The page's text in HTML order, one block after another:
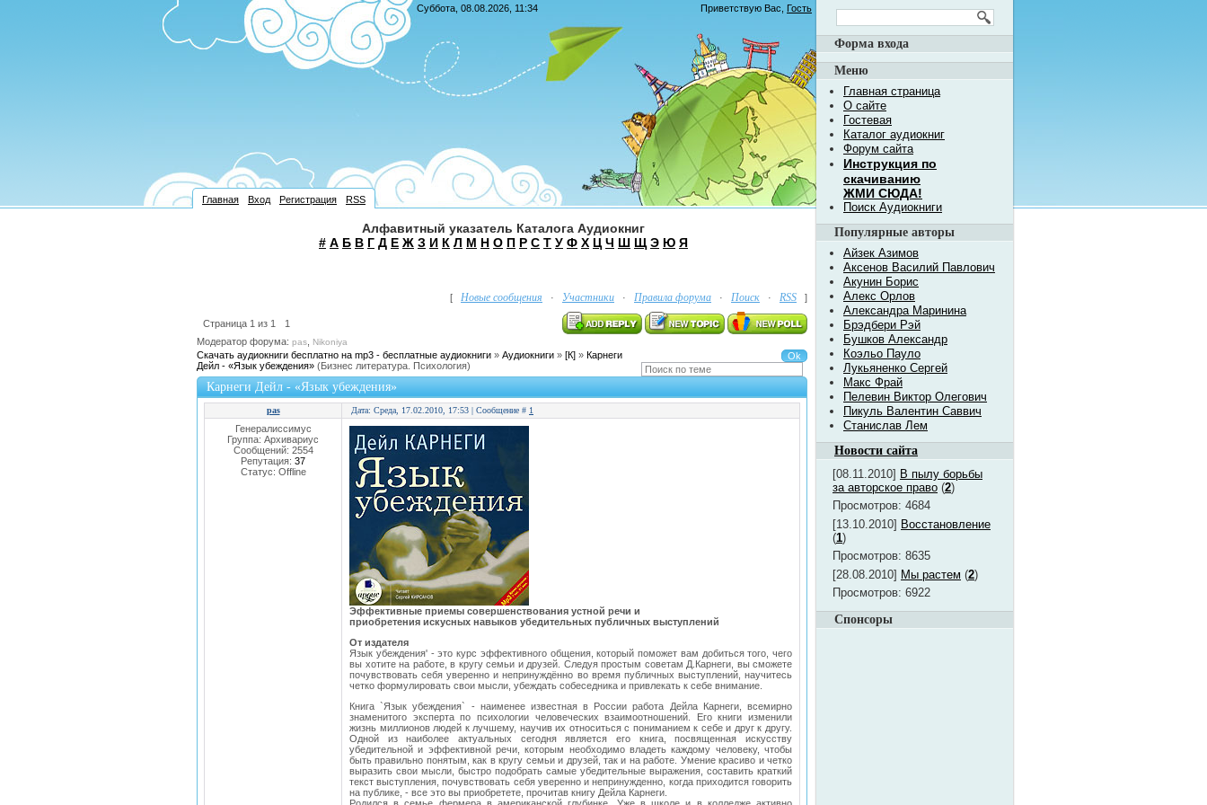
Суббота, 08.08.2026, 11:34 Приветствую Вас Гость
Главная Вход Регистрация RSS
Алфавитный указатель Каталога Аудиокниг
# А Б В Г Д Е Ж З И К Л М Н О П Р С Т У Ф Х Ц Ч Ш Щ Э Ю Я
[ Новые сообщения · Участники · Правила форума · Поиск · RSS ]
Страница 1 из 1
1
Модератор форума: pas Nikoniya
Скачать аудиокниги бесплатно на mp3 - бесплатные аудиокниги » Аудиокниги » [К] » Карнеги
Дейл - «Язык убеждения» (Бизнес литература. Психология)
Карнеги Дейл - «Язык убеждения»
pas Дата: Среда, 17.02.2010, 17:53 | Сообщение # 1
Генералиссимус
Группа: Архивариус
Сообщений: 2554
Репутация: 37
Статус: Offline
Эффективные приемы совершенствования устной речи и
приобретения искусных навыков убедительных публичных выступлений
От издателя
Язык убеждения' - это курс эффективного общения, который поможет вам добиться того, чего
вы хотите на работе, в кругу семьи и друзей. Следуя простым советам Д.Карнеги, вы сможете
почувствовать себя уверенно и непринуждённо во время публичных выступлений, научитесь
четко формулировать свои мысли, убеждать собеседника и привлекать к себе внимание.
Книга `Язык убеждения` - наименее известная в России работа Дейла Карнеги, всемирно
знаменитого эксперта по психологии человеческих взаимоотношений. Его книги изменили
жизнь миллионов людей к лучшему, научив их относиться с пониманием к себе и друг к другу.
Одной из наиболее актуальных сегодня является его книга, посвященная искусству
убедительной и эффективной речи, которым необходимо владеть каждому человеку, чтобы
быть правильно понятым, как в кругу семьи и друзей, так и на работе. Умение красиво и четко
выразить свои мысли, быстро подобрать самые убедительные выражения, составить краткий
текст выступления, почувствовать себя уверенно и непринужденно, когда приходится говорить
на публике, - все это вы приобретете, прочитав книгу Дейла Карнеги.
Форма входа
Меню
Главная страница
О сайте
Гостевая
Каталог аудиокниг
Форум сайта
Инструкция по
скачиванию
ЖМИ СЮДА!
Поиск Аудиокниги
Популярные авторы
Айзек Азимов
Аксенов Василий Павлович
Акунин Борис
Алекс Орлов
Александра Маринина
Брэдбери Рэй
Бушков Александр
Коэльо Пауло
Лукьяненко Сергей
Макс Фрай
Пелевин Виктор Олегович
Пикуль Валентин Саввич
Станислав Лем
Новости сайта
[08.11.2010] В пылу борьбы
за авторское право (2)
Просмотров: 4684
[13.10.2010] Восстановление
(1)
Просмотров: 8635
[28.08.2010] Мы растем (2)
Просмотров: 6922
Спонсоры